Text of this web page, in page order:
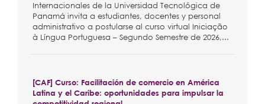
Internacionales de la Universidad Tecnológica de
Panamá invita a estudiantes, docentes y personal
administrativo a postularse al curso virtual Iniciação
à Língua Portuguesa – Segundo Semestre de 2026,...
[CAF] Curso: Facilitación de comercio en América
Latina y el Caribe: oportunidades para impulsar la